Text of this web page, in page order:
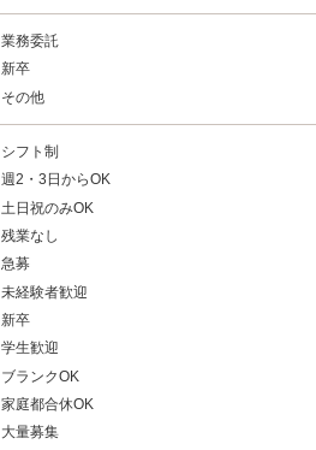
業務委託
新卒
その他
シフト制
週2・3日からOK
土日祝のみOK
残業なし
急募
未経験者歓迎
新卒
学生歓迎
ブランクOK
家庭都合休OK
大量募集